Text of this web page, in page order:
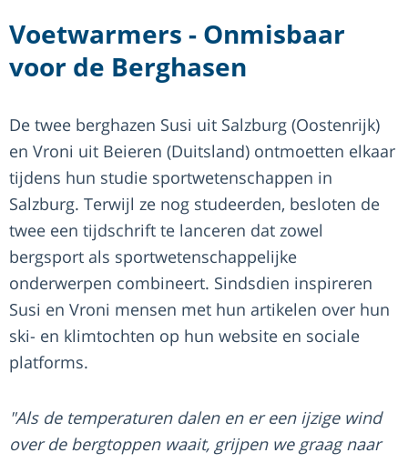
Voetwarmers - Onmisbaar
voor de Berghasen
De twee berghazen Susi uit Salzburg (Oostenrijk)
en Vroni uit Beieren (Duitsland) ontmoetten elkaar
tijdens hun studie sportwetenschappen in
Salzburg. Terwijl ze nog studeerden, besloten de
twee een tijdschrift te lanceren dat zowel
bergsport als sportwetenschappelijke
onderwerpen combineert. Sindsdien inspireren
Susi en Vroni mensen met hun artikelen over hun
ski- en klimtochten op hun website en sociale
platforms.
"Als de temperaturen dalen en er een ijzige wind
over de bergtoppen waait, grijpen we graag naar